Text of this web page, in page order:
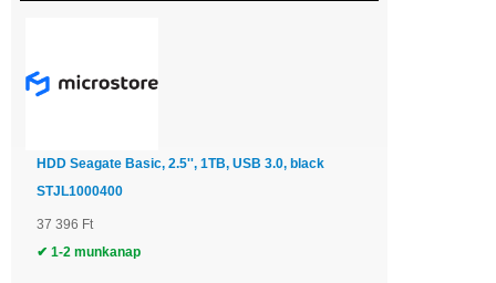
HDD Seagate Basic, 2.5'', 1TB, USB 3.0, black
STJL1000400
37 396 Ft
✔ 1-2 munkanap